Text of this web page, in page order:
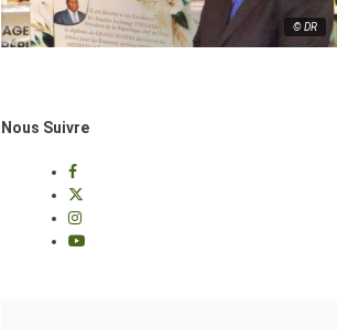
© DR
Nous Suivre